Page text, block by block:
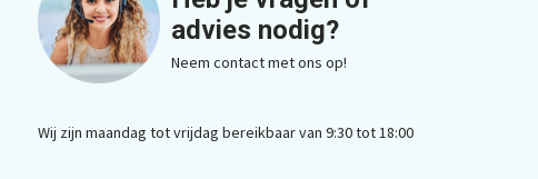
advies nodig?
Neem contact met ons op!
Wij zijn maandag tot vrijdag bereikbaar van 9:30 tot 18:00